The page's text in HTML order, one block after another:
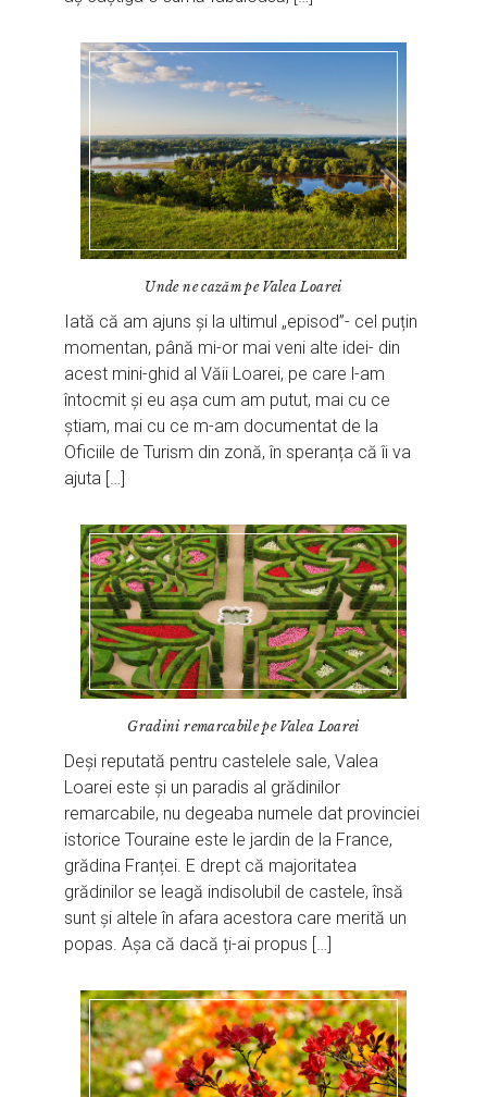
Unde ne cazăm pe Valea Loarei
Iată că am ajuns și la ultimul „episod”- cel puțin
momentan, până mi-or mai veni alte idei- din
acest mini-ghid al Văii Loarei, pe care l-am
întocmit și eu așa cum am putut, mai cu ce
știam, mai cu ce m-am documentat de la
Oficiile de Turism din zonă, în speranța că îi va
ajuta […]
Gradini remarcabile pe Valea Loarei
Deși reputată pentru castelele sale, Valea
Loarei este și un paradis al grădinilor
remarcabile, nu degeaba numele dat provinciei
istorice Touraine este le jardin de la France,
grădina Franței. E drept că majoritatea
grădinilor se leagă indisolubil de castele, însă
sunt și altele în afara acestora care merită un
popas. Așa că dacă ți-ai propus […]